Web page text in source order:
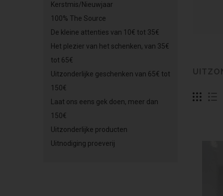
Kerstmis/Nieuwjaar
100% The Source
De kleine attenties van 10€ tot 35€
Het plezier van het schenken, van 35€
tot 65€
Uitzonderlijke geschenken van 65€ tot
150€
Laat ons eens gek doen, meer dan
150€
Uitzonderlijke producten
Uitnodiging proeverij